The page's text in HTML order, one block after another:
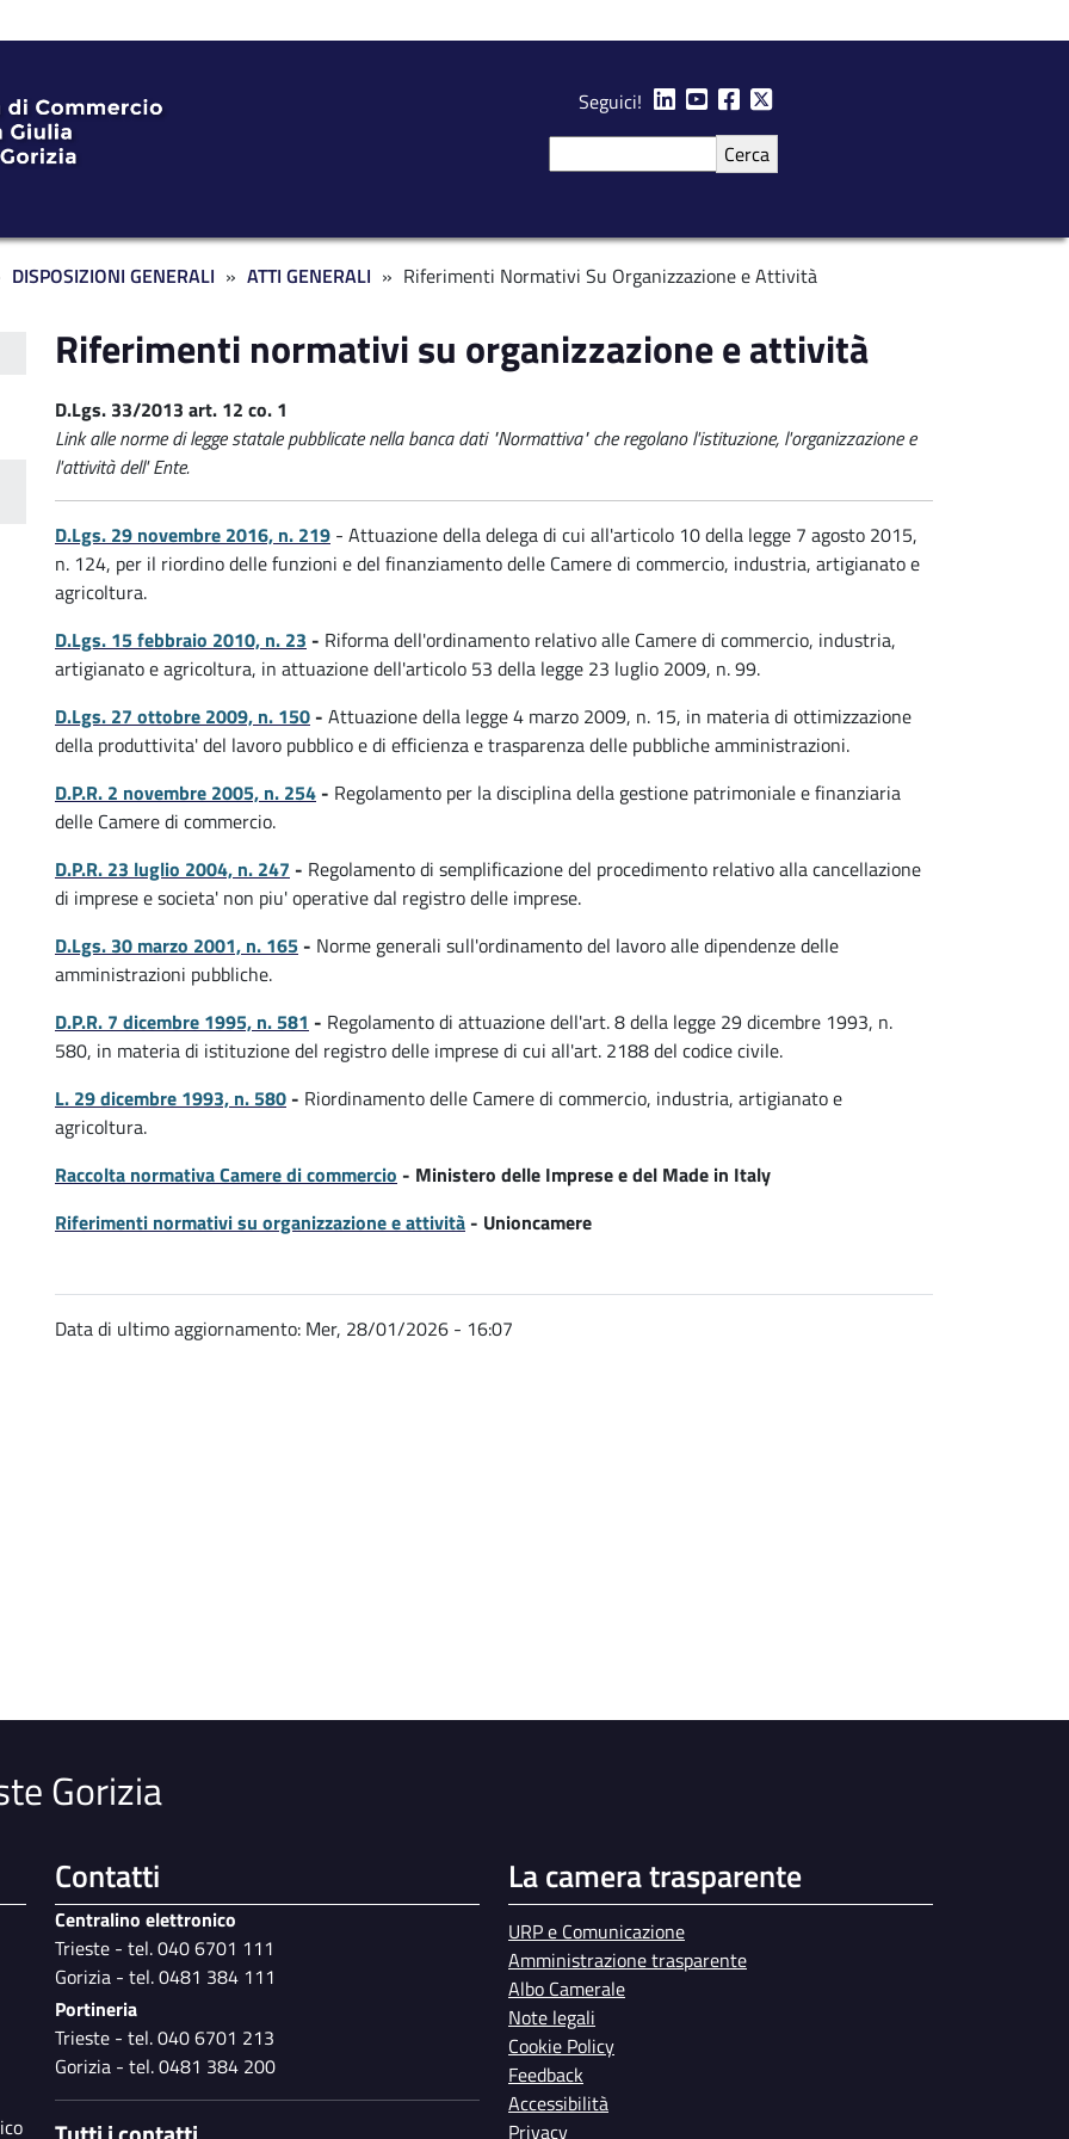
Seguici!
DISPOSIZIONI GENERALI ATTI GENERALI Riferimenti Normativi Su Organizzazione e Attività
Riferimenti normativi su organizzazione e attività
D.Lgs. 33/2013 art. 12 co. 1
Link alle norme di legge statale pubblicate nella banca dati "Normattiva" che regolano l'istituzione, l'organizzazione e
l'attività dell' Ente.
D.Lgs. 29 novembre 2016, n. 219 - Attuazione della delega di cui all'articolo 10 della legge 7 agosto 2015,
n. 124, per il riordino delle funzioni e del finanziamento delle Camere di commercio, industria, artigianato e
agricoltura.
D.Lgs. 15 febbraio 2010, n. 23 - Riforma dell'ordinamento relativo alle Camere di commercio, industria,
artigianato e agricoltura, in attuazione dell'articolo 53 della legge 23 luglio 2009, n. 99.
D.Lgs. 27 ottobre 2009, n. 150- Attuazione della legge 4 marzo 2009, n. 15, in materia di ottimizzazione
della produttivita' del lavoro pubblico e di efficienza e trasparenza delle pubbliche amministrazioni.
D.P.R. 2 novembre 2005, n. 254- Regolamento per la disciplina della gestione patrimoniale e finanziaria
delle Camere di commercio.
D.P.R. 23 luglio 2004, n. 247 - Regolamento di semplificazione del procedimento relativo alla cancellazione
di imprese e societa' non piu' operative dal registro delle imprese.
D.Lgs. 30 marzo 2001, n. 165- Norme generali sull'ordinamento del lavoro alle dipendenze delle
amministrazioni pubbliche.
D.P.R. 7 dicembre 1995, n. 581 - Regolamento di attuazione dell'art. 8 della legge 29 dicembre 1993, n.
580, in materia di istituzione del registro delle imprese di cui all'art. 2188 del codice civile.
L. 29 dicembre 1993, n. 580- Riordinamento delle Camere di commercio, industria, artigianato e
agricoltura.
Raccolta normativa Camere di commercio - Ministero delle Imprese e del Made in Italy
Riferimenti normativi su organizzazione e attività- Unioncamere
Data di ultimo aggiornamento: Mer, 28/01/2026 - 16:07
Gorizia
Contatti
Centralino elettronico
Trieste - tel. 040 6701 111
Gorizia - tel. 0481 384 111
Portineria
Trieste - tel. 040 6701 213
Gorizia - tel. 0481 384 200
La camera trasparente
URP e Comunicazione
Amministrazione trasparente
Albo Camerale
Note legali
Cookie Policy
Feedback
Accessibilità
Privacy